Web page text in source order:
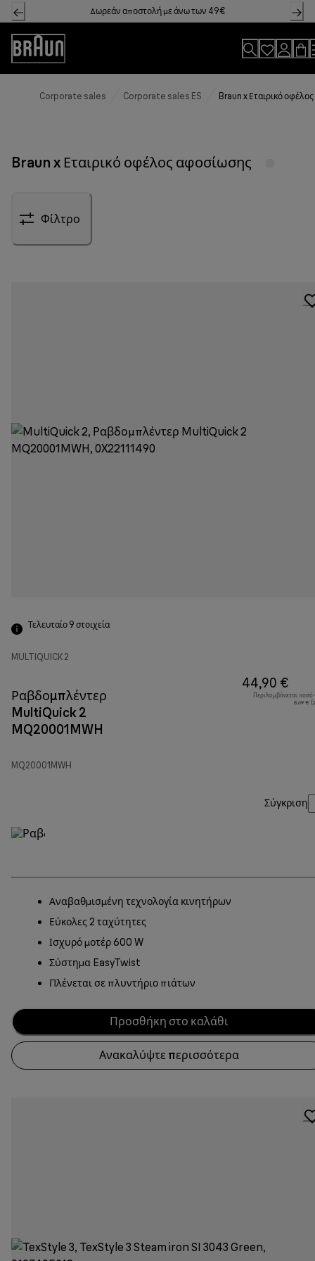
Skip
to
Content
Δωρεάν αποστολή με άνω των 49€
Accessibility
Statement
Corporate sales Corporate sales ES Braun x Εταιρικό
Braun x Εταιρικό οφέλος αφοσίωσης
Φίλτρο
Τελευταίο 9 στοιχεία
MULTIQUICK 2
Ραβδομπλέντερ
MultiQuick 2
MQ20001MWH
MQ20001MWH
44,90 €
Περιλαμβάνεται
8,69 €
Σύγκριση
Αναβαθμισμένη τεχνολογία κινητήρων
Εύκολες 2 ταχύτητες
Ισχυρό μοτέρ 600 W
Σύστημα EasyTwist
Πλένεται σε πλυντήριο πιάτων
Προσθήκη στο καλάθι
Ανακαλύψτε περισσότερα